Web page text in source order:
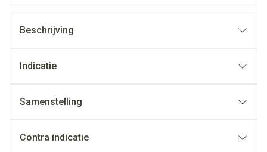
Beschrijving
Indicatie
Samenstelling
Contra indicatie